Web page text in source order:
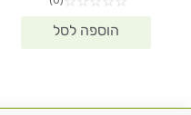
₪532.00.